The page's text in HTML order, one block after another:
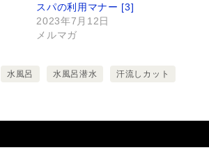
スパの利用マナー [3]
2023年7月12日
メルマガ
水風呂 水風呂潜水 汗流しカット